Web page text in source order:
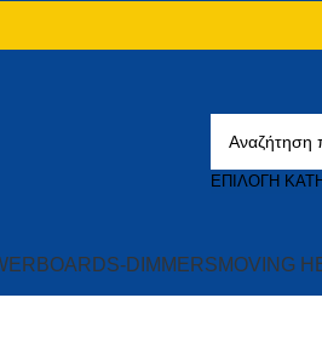
ΕΠΙΛΟΓΉ
DIMMERSMOVING